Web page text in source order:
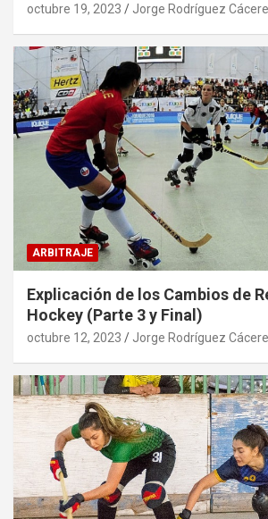
octubre 19, 2023 Jorge Rodríguez
ARBITRAJE
Explicación de los Cambios de
Hockey (Parte 3 y Final)
octubre 12, 2023 Jorge Rodríguez